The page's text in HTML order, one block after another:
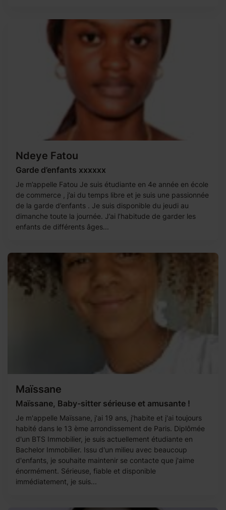
Ndeye Fatou
Garde d’enfants xxxxxx
Je m’appelle Fatou Je suis étudiante en 4e année en école
de commerce , j’ai du temps libre et je suis une passionnée
de la garde d’enfants . Je suis disponible du jeudi au
dimanche toute la journée. J’ai l’habitude de garder les
enfants de différents âges...
Maïssane
Maïssane, Baby-sitter sérieuse et amusante !
Je m'appelle Maïssane, j'ai 19 ans, j'habite et j'ai toujours
habité dans le 13 ème arrondissement de Paris. Diplômée
d'un BTS Immobilier, je suis actuellement étudiante en
Bachelor Immobilier. Issu d'un milieu avec beaucoup
d'enfants, je souhaite maintenir se contacte que j'aime
énormément. Sérieuse, fiable et disponible
immédiatement, je suis...